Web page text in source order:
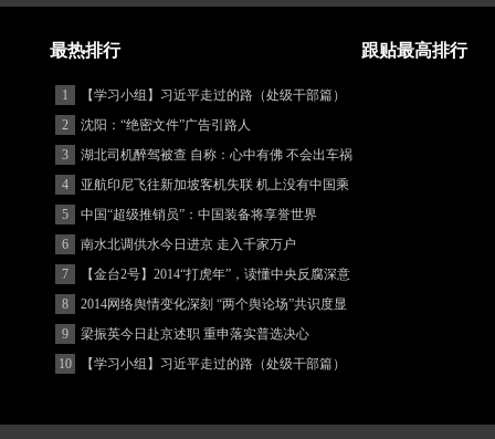
最热排行 跟贴最高排行
1
【学习小组】习近平走过的路（处级干部篇）
2
沈阳：“绝密文件”广告引路人
3
湖北司机醉驾被查 自称：心中有佛 不会出车祸
(图)
4
亚航印尼飞往新加坡客机失联 机上没有中国乘
客
5
中国“超级推销员”：中国装备将享誉世界
6
南水北调供水今日进京 走入千家万户
7
【金台2号】2014“打虎年”，读懂中央反腐深意
8
2014网络舆情变化深刻 “两个舆论场”共识度显
著增强
9
梁振英今日赴京述职 重申落实普选决心
10
【学习小组】习近平走过的路（处级干部篇）